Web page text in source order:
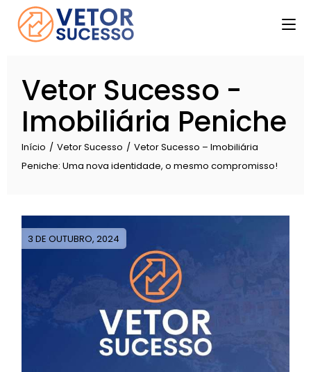
content
Vetor Sucesso -
Imobiliária Peniche
Início Vetor Sucesso
Vetor Sucesso – Imobiliária
Peniche: Uma nova identidade, o mesmo compromisso!
3 DE OUTUBRO, 2024